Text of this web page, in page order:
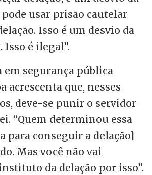
pode usar prisão cautelar
Isso é um desvio da
Isso é ilegal”.
em segurança pública
acrescenta que, nesses
deve-se punir o servidor
“Quem determinou essa
para conseguir a delação]
Mas você não vai
da delação por isso”.